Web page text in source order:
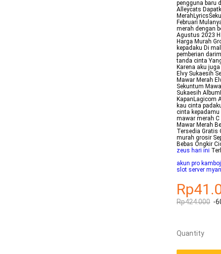
pengguna baru
Alleycats
Februari
merah dengan
Agustus 2023
Harga Murah
kepadaku Di
pemberian
tanda cinta
Karena aku
Elvy Sukaesih
Mawar Merah
Sekuntum
Sukaesih
KapanLagicom
kau cinta
cinta kepadamu
mawar merah
Mawar Merah
Tersedia Gratis
murah grosir
Bebas Ongkir
zeus hari ini
akun pro
slot server
Rp424.000 -
Quantity